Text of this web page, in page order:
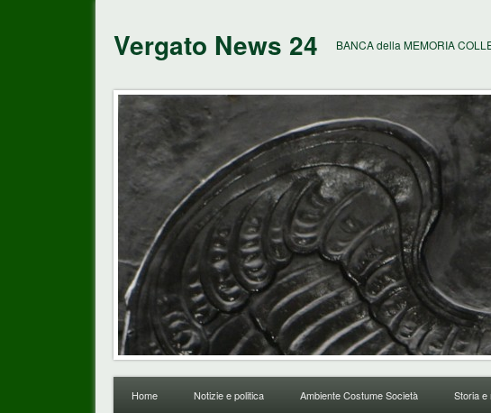
Vergato News 24 BANCA della MEMORIA
Home Notizie e politica Ambiente Costume Società Storia e